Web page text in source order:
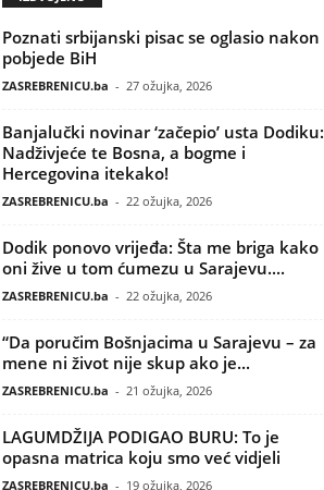
Poznati srbijanski pisac se oglasio nakon
pobjede BiH
ZASREBRENICU.ba - 27 ožujka, 2026
Banjalučki novinar ‘začepio’ usta Dodiku:
Nadživjeće te Bosna, a bogme i
Hercegovina itekako!
ZASREBRENICU.ba - 22 ožujka, 2026
Dodik ponovo vrijeđa: Šta me briga kako
oni žive u tom ćumezu u Sarajevu....
ZASREBRENICU.ba - 22 ožujka, 2026
“Da poručim Bošnjacima u Sarajevu – za
mene ni život nije skup ako je...
ZASREBRENICU.ba - 21 ožujka, 2026
LAGUMDŽIJA PODIGAO BURU: To je
opasna matrica koju smo već vidjeli
ZASREBRENICU.ba - 19 ožujka, 2026